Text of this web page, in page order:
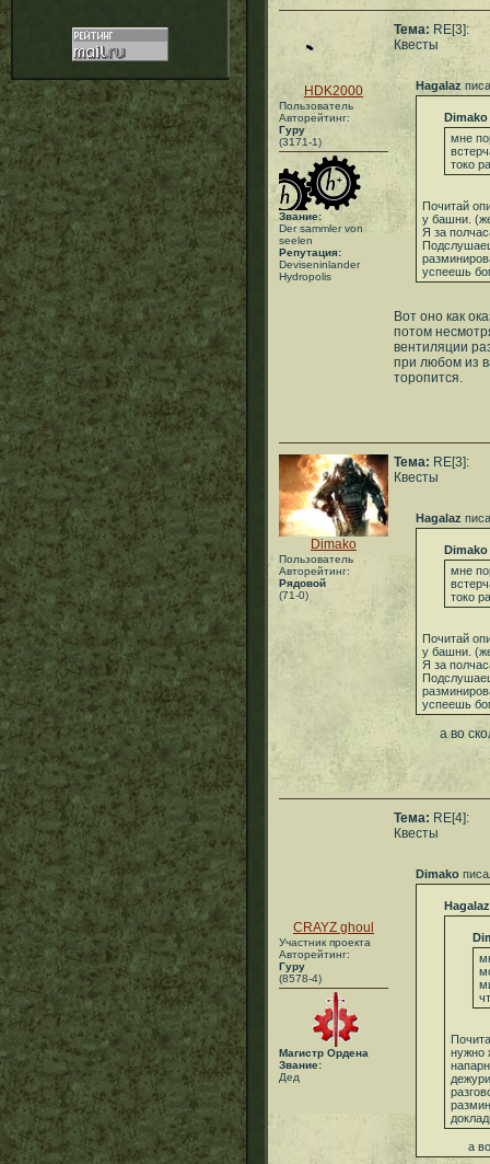
HDK2000
Пользователь
Авторейтинг:
Гуру
(3171-1)
Звание:
Der sammler von
seelen
Репутация:
Deviseninlander
Hydropolis
Тема: RE[3]:
Квесты
Hagalaz
Dimako
мне
токо
Почитай
у башни.
Я за
успеешь
Вот оно как
потом
вентиляции
при любом из
торопится.
Dimako
Пользователь
Авторейтинг:
Рядовой
(71-0)
Тема: RE[3]:
Квесты
Hagalaz
Dimako
мне
токо
Почитай
у башни.
Я за
успеешь
а во
CRAYZ ghoul
Участник проекта
Авторейтинг:
Гуру
(8578-4)
Магистр Ордена
Звание:
Дед
Тема: RE[4]:
Квесты
Dimako
Hagalaz
нужно
а во